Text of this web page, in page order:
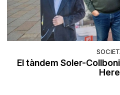
El tàndem Soler-